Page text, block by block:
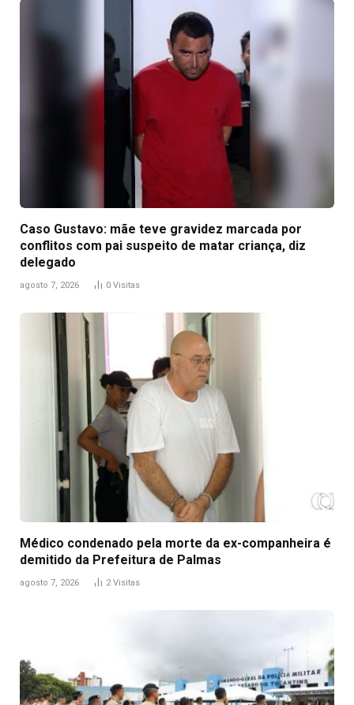
Caso Gustavo: mãe teve gravidez marcada por
conflitos com pai suspeito de matar criança, diz
delegado
agosto 7, 2026 0 Visitas
Médico condenado pela morte da ex-companheira é
demitido da Prefeitura de Palmas
agosto 7, 2026 2Visitas